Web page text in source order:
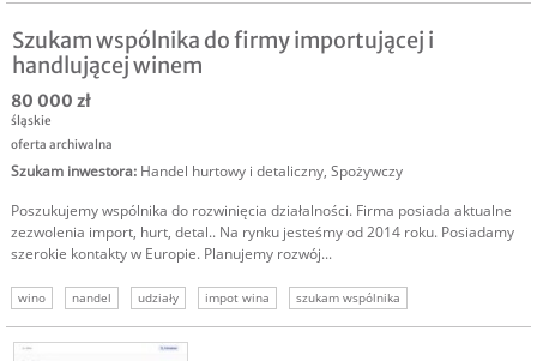
Szukam wspólnika do firmy importującej i
handlującej winem
80 000 zł
śląskie
oferta archiwalna
Szukam inwestora: Handel hurtowy i detaliczny, Spożywczy
Poszukujemy wspólnika do rozwinięcia działalności. Firma posiada aktualne
zezwolenia import, hurt, detal.. Na rynku jesteśmy od 2014 roku. Posiadamy
szerokie kontakty w Europie. Planujemy rozwój...
wino nandel udziały impot wina szukam wspólnika